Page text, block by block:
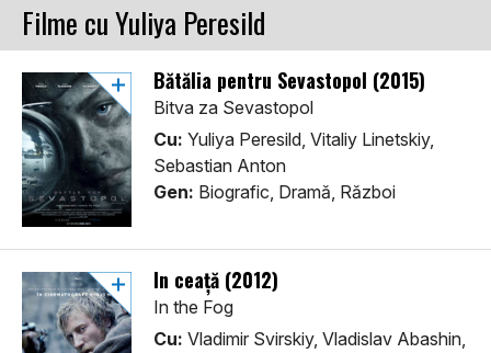
Filme cu Yuliya Peresild
Bătălia pentru Sevastopol (2015)
Bitva za Sevastopol
Cu: Yuliya Peresild, Vitaliy Linetskiy,
Sebastian Anton
Gen: Biografic, Dramă, Război
În ceață (2012)
In the Fog
Cu: Vladimir Svirskiy, Vladislav Abashin,